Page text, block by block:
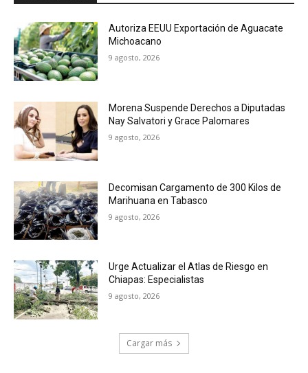
Autoriza EEUU Exportación de Aguacate
Michoacano
9 agosto, 2026
Morena Suspende Derechos a Diputadas
Nay Salvatori y Grace Palomares
9 agosto, 2026
Decomisan Cargamento de 300 Kilos de
Marihuana en Tabasco
9 agosto, 2026
Urge Actualizar el Atlas de Riesgo en
Chiapas: Especialistas
9 agosto, 2026
Cargar más